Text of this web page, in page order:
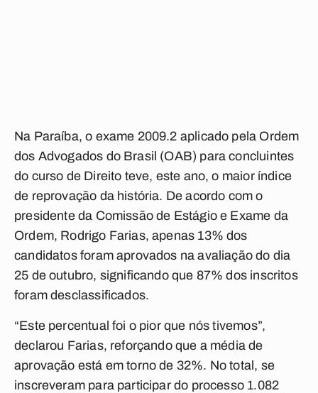
Na Paraíba, o exame 2009.2 aplicado pela Ordem
dos Advogados do Brasil (OAB) para concluintes
do curso de Direito teve, este ano, o maior índice
de reprovação da história. De acordo com o
presidente da Comissão de Estágio e Exame da
Ordem, Rodrigo Farias, apenas 13% dos
candidatos foram aprovados na avaliação do dia
25 de outubro, significando que 87% dos inscritos
foram desclassificados.
“Este percentual foi o pior que nós tivemos”,
declarou Farias, reforçando que a média de
aprovação está em torno de 32%. No total, se
inscreveram para participar do processo 1.082